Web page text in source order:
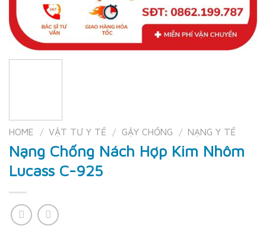
HOME / VẬT TƯ Y TẾ / GẬY CHỐNG / NẠNG Y TẾ
Nạng Chống Nách Hợp Kim Nhôm
Lucass C-925